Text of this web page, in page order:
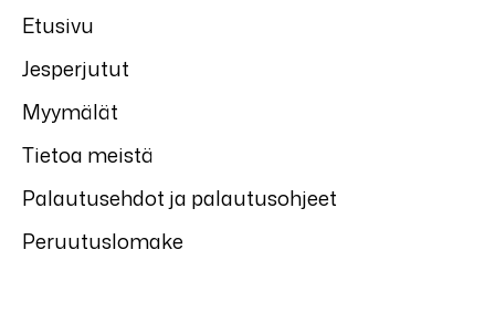
Etusivu
Jesperjutut
Myymälät
Tietoa meistä
Palautusehdot ja palautusohjeet
Peruutuslomake